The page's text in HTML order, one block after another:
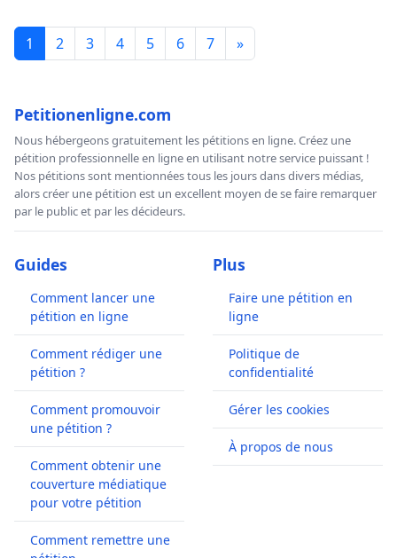
1 2 3 4 5 6 7 »
Petitionenligne.com
Nous hébergeons gratuitement les pétitions en ligne. Créez une
pétition professionnelle en ligne en utilisant notre service puissant !
Nos pétitions sont mentionnées tous les jours dans divers médias,
alors créer une pétition est un excellent moyen de se faire remarquer
par le public et par les décideurs.
Guides
Comment lancer une
pétition en ligne
Comment rédiger une
pétition ?
Comment promouvoir
une pétition ?
Comment obtenir une
couverture médiatique
pour votre pétition
Comment remettre une
Plus
Faire une pétition en
ligne
Politique de
confidentialité
Gérer les cookies
À propos de nous